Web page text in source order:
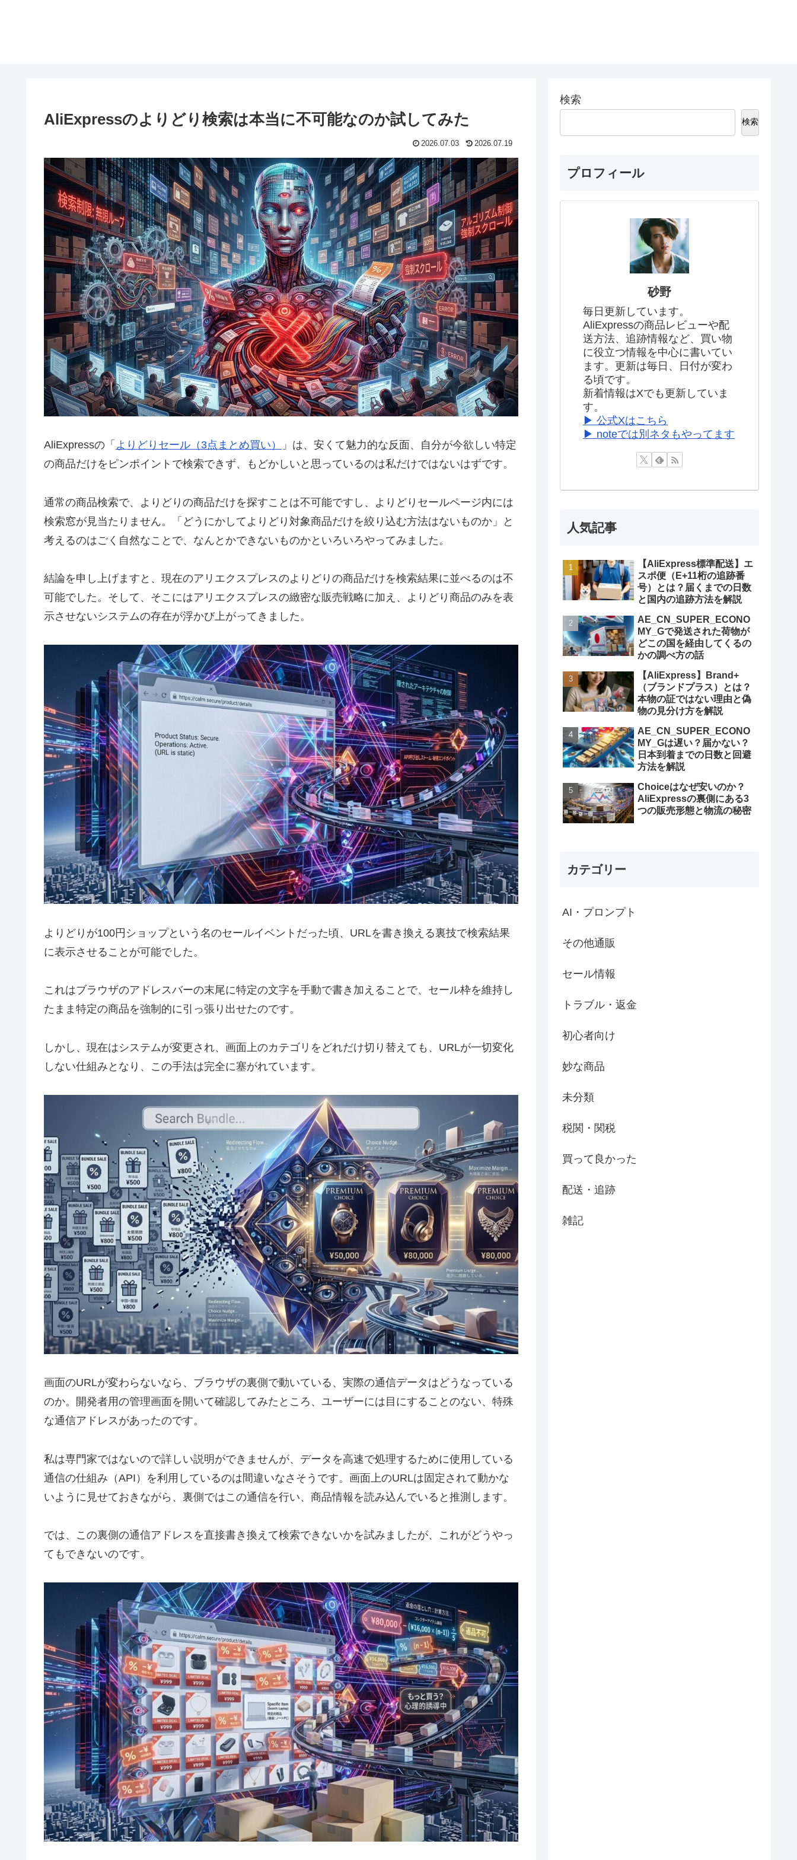
AliExpressのよりどり検索は本当に不可能なのか試してみた
2026.07.03 2026.07.19
AliExpressの「 よりどりセール（3点まとめ買い）
」は、安くて魅力的な反面、自分が今欲しい特定
の商品だけをピンポイントで検索できず、もどかしいと思っているのは私だけではないはずです。
通常の商品検索で、よりどりの商品だけを探すことは不可能ですし、よりどりセールページ内には
検索窓が見当たりません。「どうにかしてよりどり対象商品だけを絞り込む方法はないものか」と
考えるのはごく自然なことで、なんとかできないものかといろいろやってみました。
結論を申し上げますと、現在のアリエクスプレスのよりどりの商品だけを検索結果に並べるのは不
可能でした。そして、そこにはアリエクスプレスの緻密な販売戦略に加え、よりどり商品のみを表
示させないシステムの存在が浮かび上がってきました。
よりどりが100円ショップという名のセールイベントだった頃、URLを書き換える裏技で検索結果
に表示させることが可能でした。
これはブラウザのアドレスバーの末尾に特定の文字を手動で書き加えることで、セール枠を維持し
たまま特定の商品を強制的に引っ張り出せたのです。
しかし、現在はシステムが変更され、画面上のカテゴリをどれだけ切り替えても、URLが一切変化
しない仕組みとなり、この手法は完全に塞がれています。
画面のURLが変わらないなら、ブラウザの裏側で動いている、実際の通信データはどうなっている
のか。開発者用の管理画面を開いて確認してみたところ、ユーザーには目にすることのない、特殊
な通信アドレスがあったのです。
私は専門家ではないので詳しい説明ができませんが、データを高速で処理するために使用している
通信の仕組み（API）を利用しているのは間違いなさそうです。画面上のURLは固定されて動かな
いように見せておきながら、裏側ではこの通信を行い、商品情報を読み込んでいると推測します。
では、この裏側の通信アドレスを直接書き換えて検索できないかを試みましたが、これがどうやっ
てもできないのです。
検索
検索
プロフィール
砂野
毎日更新しています。
AliExpressの商品レビューや配
送方法、追跡情報など、買い物
に役立つ情報を中心に書いてい
ます。更新は毎日、日付が変わ
る頃です。
新着情報はXでも更新していま
す。
▶ 公式Xはこちら
▶ noteでは別ネタもやってます
人気記事
【AliExpress標準配送】エ
スポ便（E+11桁の追跡番
号）とは？届くまでの日数
と国内の追跡方法を解説
AE_CN_SUPER_ECONO
MY_Gで発送された荷物が
どこの国を経由してくるの
かの調べ方の話
【AliExpress】Brand+
（ブランドプラス）とは？
本物の証ではない理由と偽
物の見分け方を解説
AE_CN_SUPER_ECONO
MY_Gは遅い？届かない？
日本到着までの日数と回避
方法を解説
Choiceはなぜ安いのか？
AliExpressの裏側にある3
つの販売形態と物流の秘密
カテゴリー
AI・プロンプト
その他通販
セール情報
トラブル・返金
初心者向け
妙な商品
未分類
税関・関税
買って良かった
配送・追跡
雑記